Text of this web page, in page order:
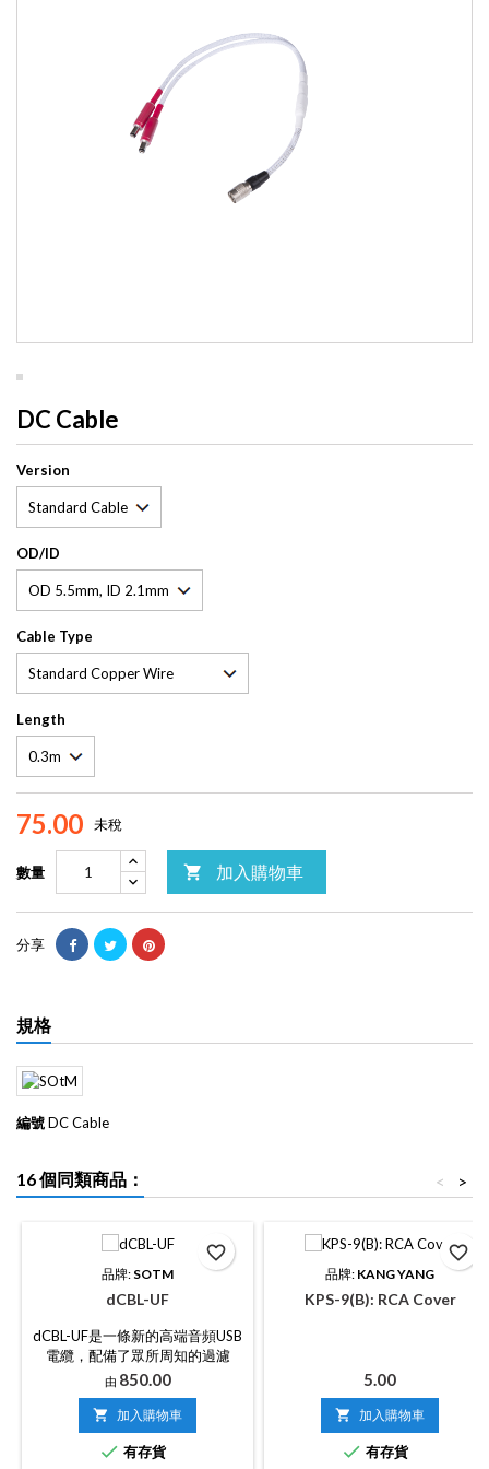
DC Cable
Version
OD/ID
Cable Type
Length
75.00 未稅
數量  加入購物車
分享
規格
編號DC Cable
16 個同類商品： >
<
品牌: SOTM
dCBL-UF
dCBL-UF是一條新的高端音頻USB
電纜，配備了眾所周知的過濾
塊，用於SOtM著名的網絡電纜
dCBL-CAT7
由 價
格
850.00
 加入購物車
 有存貨
favorite_border
品牌: KANG YANG
KPS-9(B): RCA Cover
價
格
5.00
 加入購物車
 有存貨
favorite_border